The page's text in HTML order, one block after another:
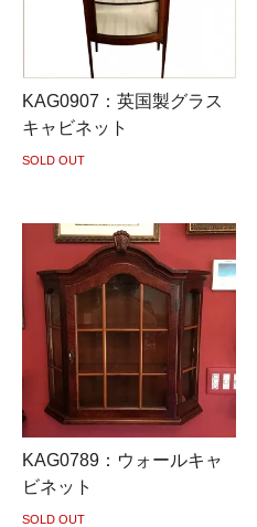
KAG0907：英国製グラス
キャビネット
SOLD OUT
KAG0789：ウォールキャ
ビネット
SOLD OUT